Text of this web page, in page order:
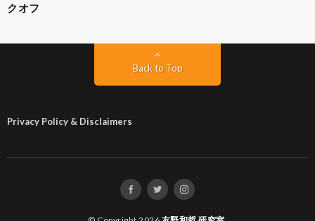
クオフ
Back to Top
Privacy Policy & Disclaimers